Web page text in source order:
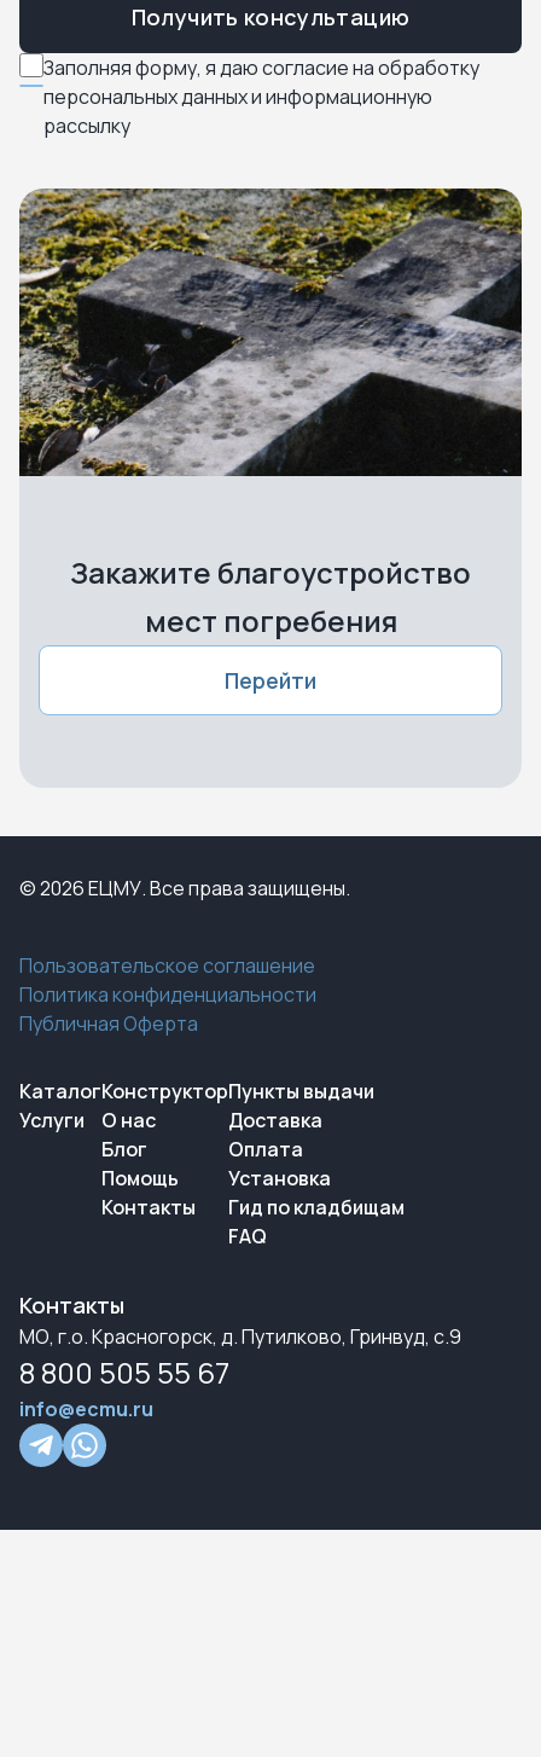
Заполняя форму, я даю согласие на обработку
персональных данных и информационную
рассылку
Получить консультацию
Закажите благоустройство
мест погребения
Перейти
© 2026 ЕЦМУ. Все права защищены.
Пользовательское соглашение
Политика конфиденциальности
Публичная Оферта
Каталог
Услуги
Конструктор
О нас
Блог
Помощь
Контакты
Пункты выдачи
Доставка
Оплата
Установка
Гид по кладбищам
FAQ
Контакты
МО, г.о. Красногорск, д. Путилково, Гринвуд, с.9
8 800 505 55 67
info@ecmu.ru